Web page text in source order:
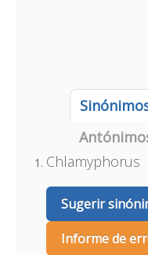
Chlamyphorus
Sugerir
Informe de